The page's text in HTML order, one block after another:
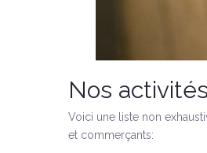
Nos activités
Voici une liste non
et commerçants: